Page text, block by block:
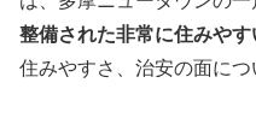
整備された非常に住みやす
住みやすさ、治安の面につ